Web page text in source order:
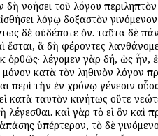
δὴ νοήσει τοῦ λόγου περιληπτὸν
ἀλόγῳ δοξαστὸν
δὲ οὐδέποτε ὄν. ταῦτα δὲ
ἔσται, ἃ δὴ φέροντες
ὀρθῶς· λέγομεν γὰρ δή, ὡς ἦν,
μόνον κατὰ τὸν ἀληθινὸν λόγον
περὶ τὴν ἐν χρόνῳ γένεσιν
κατὰ ταυτὸν ἀκινήτως οὔτε
λέγεσθαι. καὶ γὰρ τὸ ἀεὶ ὂν καὶ
ὑπέρτερον, τὸ δὲ